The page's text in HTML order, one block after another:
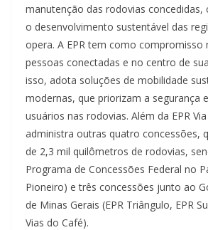
manutenção das rodovias concedidas,
o desenvolvimento sustentável das
opera. A EPR tem como compromisso
pessoas conectadas e no centro de
isso, adota soluções de mobilidade
modernas, que priorizam a segurança
usuários nas rodovias. Além da EPR
administra outras quatro concessões,
de 2,3 mil quilômetros de rodovias,
Programa de Concessões Federal no
Pioneiro) e três concessões junto ao
de Minas Gerais (EPR Triângulo, EPR
Vias do Café).